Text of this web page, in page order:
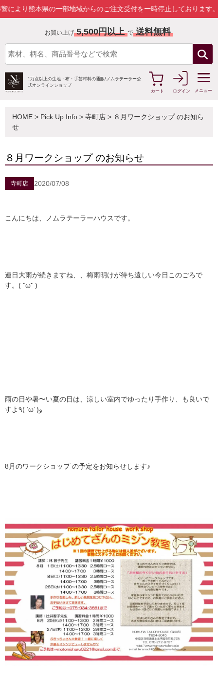
の一部地域からのご注文受付を一時停止しております。詳しくはこち
お買い上げ 5,500円以上 で 送料無料
1万点以上の生地・布・手芸材料の通販/ ノムラテーラー公
式オンラインショップ
カート
ログイン メニュー
HOME > Pick Up Info > 寺町店 > ８月ワークショップ のお知ら
せ
８月ワークショップ のお知らせ
寺町店 2020/07/08
こんにちは、ノムラテーラーハウスです。
連日大雨が続きますね、、梅雨明けが待ち遠しい今日このごろで
す。( ˘ω˘ )
雨の日や暑〜い夏の日は、涼しい室内でゆったり手作り、も良いで
すよ٩( ‘ω’ )و
8月のワークショップ の予定をお知らせします♪